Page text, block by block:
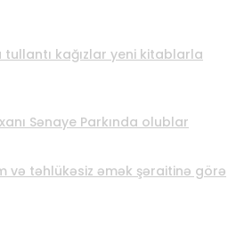
tullantı kağızlar yeni kitablarla
Sənaye Parkında olublar
və təhlükəsiz əmək şəraitinə görə